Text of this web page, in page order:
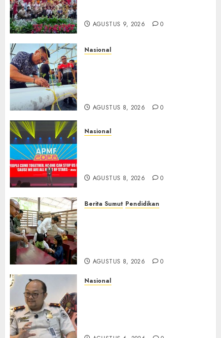
AGUSTUS 9, 2026 0
Nasional
AGUSTUS 8, 2026 0
Nasional
AGUSTUS 8, 2026 0
Berita Sumut Pendidikan
AGUSTUS 8, 2026 0
Nasional